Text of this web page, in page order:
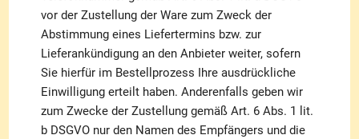
vor der Zustellung der Ware zum Zweck der
Abstimmung eines Liefertermins bzw. zur
Lieferankündigung an den Anbieter weiter, sofern
Sie hierfür im Bestellprozess Ihre ausdrückliche
Einwilligung erteilt haben. Anderenfalls geben wir
zum Zwecke der Zustellung gemäß Art. 6 Abs. 1 lit.
b DSGVO nur den Namen des Empfängers und die